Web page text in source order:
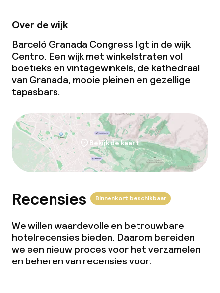
Dieetopties
Vegetarische opties
Faciliteiten en diensten voor kinderen
Babysitservice
Schoonmaakvoorzieningen
Conferentieruimte
Vergaderruimte
Over de wijk
Barceló Granada Congress ligt in de wijk
Centro. Een wijk met winkelstraten vol
boetieks en vintagewinkels, de kathedraal
van Granada, mooie pleinen en gezellige
tapasbars.
Bekijk de kaart
Recensies Binnenkort beschikbaar
We willen waardevolle en betrouwbare
hotelrecensies bieden. Daarom bereiden
we een nieuw proces voor het verzamelen
en beheren van recensies voor.